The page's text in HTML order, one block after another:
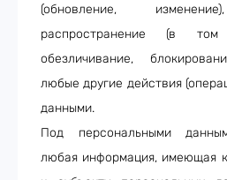
(обновление,
распространение (в
обезличивание,
любые другие действия
данными.
Под персональными
любая информация, имеющая